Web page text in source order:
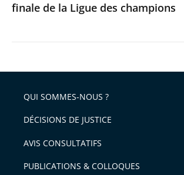
champions
finale de la Ligue des champions
QUI SOMMES-NOUS ?
DÉCISIONS DE JUSTICE
AVIS CONSULTATIFS
PUBLICATIONS & COLLOQUES